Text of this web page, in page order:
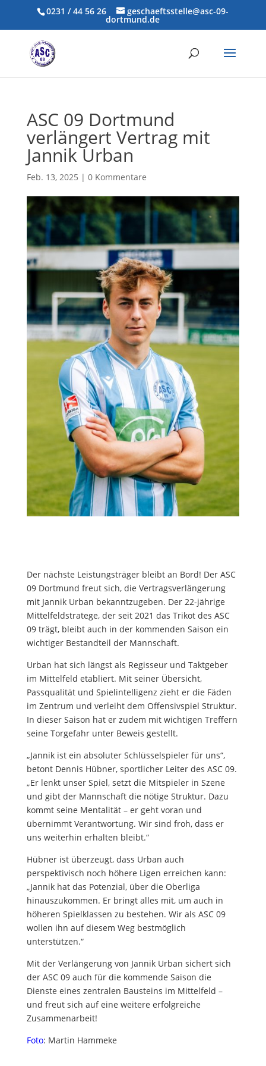
0231 / 44 56 26 geschaeftsstelle@asc-09-
dortmund.de
ASC 09 Dortmund
verlängert Vertrag mit
Jannik Urban
Feb. 13, 2025 | 0 Kommentare
Der nächste Leistungsträger bleibt an Bord! Der ASC
09 Dortmund freut sich, die Vertragsverlängerung
mit Jannik Urban bekanntzugeben. Der 22-jährige
Mittelfeldstratege, der seit 2021 das Trikot des ASC
09 trägt, bleibt auch in der kommenden Saison ein
wichtiger Bestandteil der Mannschaft.
Urban hat sich längst als Regisseur und Taktgeber
im Mittelfeld etabliert. Mit seiner Übersicht,
Passqualität und Spielintelligenz zieht er die Fäden
im Zentrum und verleiht dem Offensivspiel Struktur.
In dieser Saison hat er zudem mit wichtigen Treffern
seine Torgefahr unter Beweis gestellt.
„Jannik ist ein absoluter Schlüsselspieler für uns“,
betont Dennis Hübner, sportlicher Leiter des ASC 09.
„Er lenkt unser Spiel, setzt die Mitspieler in Szene
und gibt der Mannschaft die nötige Struktur. Dazu
kommt seine Mentalität – er geht voran und
übernimmt Verantwortung. Wir sind froh, dass er
uns weiterhin erhalten bleibt.“
Hübner ist überzeugt, dass Urban auch
perspektivisch noch höhere Ligen erreichen kann:
„Jannik hat das Potenzial, über die Oberliga
hinauszukommen. Er bringt alles mit, um auch in
höheren Spielklassen zu bestehen. Wir als ASC 09
wollen ihn auf diesem Weg bestmöglich
unterstützen.“
Mit der Verlängerung von Jannik Urban sichert sich
der ASC 09 auch für die kommende Saison die
Dienste eines zentralen Bausteins im Mittelfeld –
und freut sich auf eine weitere erfolgreiche
Zusammenarbeit!
Foto: Martin Hammeke